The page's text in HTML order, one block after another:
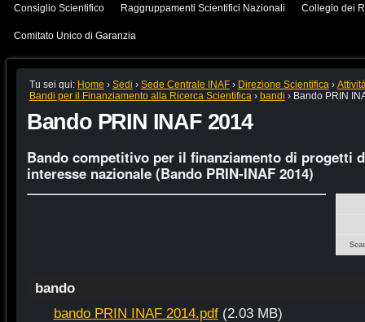
Consiglio Scientifico Raggruppamenti Scientifici Nazionali Collegio dei
Comitato Unico di Garanzia
Tu sei qui: Home › Sedi › Sede Centrale INAF › Direzione Scientifica ›
Bandi per il Finanziamento alla Ricerca Scientifica › bandi › Bando PRIN
Bando PRIN INAF 2014
Bando competitivo per il finanziamento di progetti
interesse nazionale (Bando PRIN-INAF 2014)
bando
bando PRIN INAF 2014.pdf (2.03 MB)